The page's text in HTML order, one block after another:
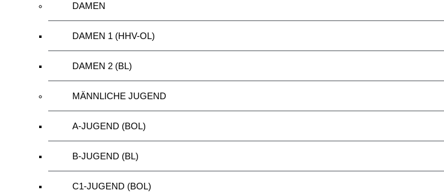
DAMEN
DAMEN 1 (HHV-OL)
DAMEN 2 (BL)
MÄNNLICHE JUGEND
A-JUGEND (BOL)
B-JUGEND (BL)
C1-JUGEND (BOL)